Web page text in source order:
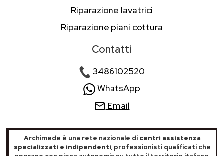
Riparazione lavatrici
Riparazione piani cottura
Contatti
3486102520
WhatsApp
Email
Archimede è una rete nazionale di centri assistenza
specializzati e indipendenti, professionisti qualificati che